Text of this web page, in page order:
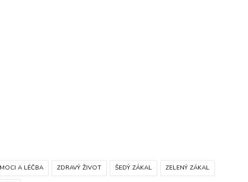
A LÉČBA ZDRAVÝ ŽIVOT ŠEDÝ ZÁKAL ZELENÝ ZÁKAL